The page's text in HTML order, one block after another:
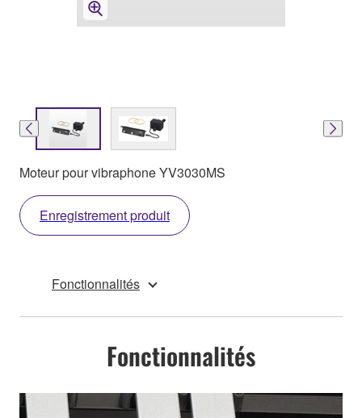
Moteur pour vibraphone YV3030MS
Enregistrement produit
Fonctionnalités
Fonctionnalités